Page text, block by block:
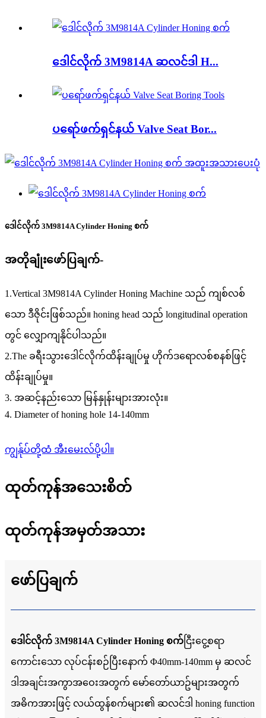
ဒေါင်လိုက် 3M9814A ဆလင်ဒါ H...
ပရော်ဖက်ရှင်နယ် Valve Seat Bor...
ဒေါင်လိုက် 3M9814A Cylinder Honing စက်
အတိုချုံးဖော်ပြချက်-
1.Vertical 3M9814A Cylinder Honing Machine သည် ကျစ်လစ်
သော ဒီဇိုင်းဖြစ်သည်။ honing head သည် longitudinal operation
တွင် လျှောကျနိုင်ပါသည်။
2.The ခရီးသွားဒေါင်လိုက်ထိန်းချုပ်မှု ဟိုက်ဒရောလစ်စနစ်ဖြင့်
ထိန်းချုပ်မှု။
3. အဆင့်နည်းသော မြန်နှုန်းများအားလုံး။
4. Diameter of honing hole 14-140mm
ကျွန်ုပ်တို့ထံ အီးမေးလ်ပို့ပါ။
ထုတ်ကုန်အသေးစိတ်
ထုတ်ကုန်အမှတ်အသား
ဖော်ပြချက်
ဒေါင်လိုက် 3M9814A Cylinder Honing စက် ငြီးငွေ့စရာ
ကောင်းသော လုပ်ငန်းစဉ်ပြီးနောက် Φ40mm-140mm မှ ဆလင်
ဒါအချင်းအကွာအဝေးအတွက် မော်တော်ယာဥ်များအတွက်
အဓိကအားဖြင့် လယ်ထွန်စက်များ၏ ဆလင်ဒါ honing function